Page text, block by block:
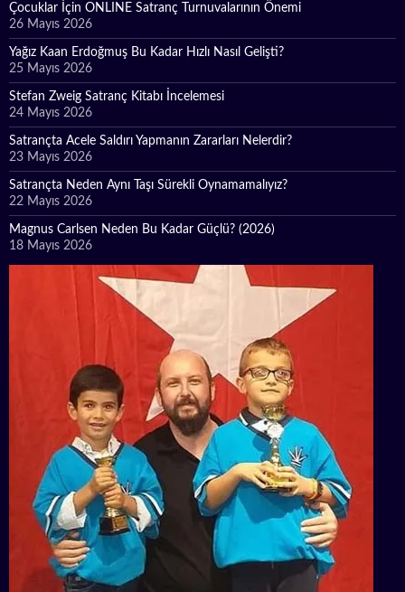
Çocuklar İçin ONLINE Satranç Turnuvalarının Önemi
26 Mayıs 2026
Yağız Kaan Erdoğmuş Bu Kadar Hızlı Nasıl Gelişti?
25 Mayıs 2026
Stefan Zweig Satranç Kitabı İncelemesi
24 Mayıs 2026
Satrançta Acele Saldırı Yapmanın Zararları Nelerdir?
23 Mayıs 2026
Satrançta Neden Aynı Taşı Sürekli Oynamamalıyız?
22 Mayıs 2026
Magnus Carlsen Neden Bu Kadar Güçlü? (2026)
18 Mayıs 2026